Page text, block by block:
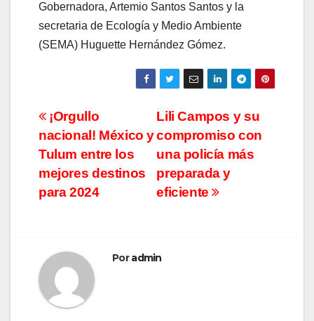
Gobernadora, Artemio Santos Santos y la
secretaria de Ecología y Medio Ambiente
(SEMA) Huguette Hernández Gómez.
Navegación
de
entradas
Lili Campos y su
compromiso con
una policía más
preparada y
eficiente
¡Orgullo
nacional! México y
Tulum entre los
mejores destinos
para 2024
Poradmin